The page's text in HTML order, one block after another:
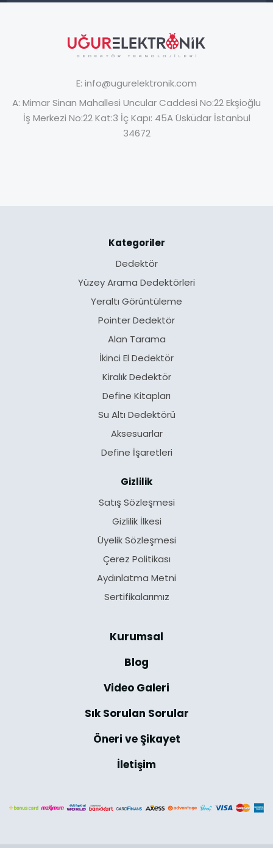
E: info@ugurelektronik.com
A: Mimar Sinan Mahallesi Uncular Caddesi No:22 Ekşioğlu
İş Merkezi No:22 Kat:3 İç Kapı: 45A Üsküdar İstanbul
34672
Kategoriler
Dedektör
Yüzey Arama Dedektörleri
Yeraltı Görüntüleme
Pointer Dedektör
Alan Tarama
İkinci El Dedektör
Kiralık Dedektör
Define Kitapları
Su Altı Dedektörü
Aksesuarlar
Define İşaretleri
Gizlilik
Satış Sözleşmesi
Gizlilik İlkesi
Üyelik Sözleşmesi
Çerez Politikası
Aydınlatma Metni
Sertifikalarımız
Kurumsal
Blog
Video Galeri
Sık Sorulan Sorular
Öneri ve Şikayet
İletişim